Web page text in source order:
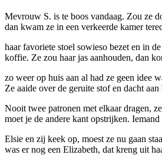
Mevrouw S. is te boos vandaag. Zou ze
dan kwam ze in een verkeerde kamer
haar favoriete stoel sowieso bezet en in
koffie. Ze zou haar jas aanhouden, dan
zo weer op huis aan al had ze geen idee
Ze aaide over de geruite stof en dacht aan
Nooit twee patronen met elkaar dragen,
moet je de andere kant opstrijken. Iemand
Elsie en zij keek op, moest ze nu gaan
was er nog een Elizabeth, dat kreng uit